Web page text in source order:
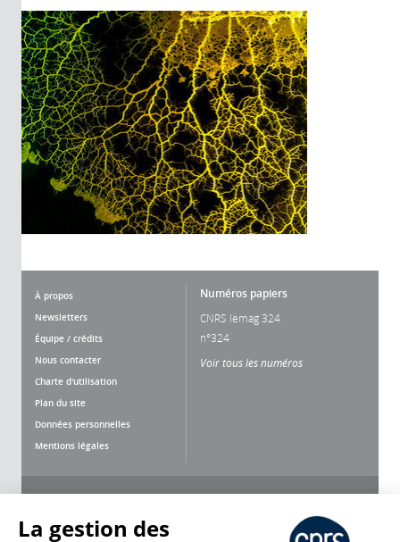
À propos
Newsletters
Équipe / crédits
Nous contacter
Charte d'utilisation
Plan du site
Données personnelles
Mentions légales
Numéros papiers
CNRS lemag 324
n°324
Voir tous les numéros
La gestion des